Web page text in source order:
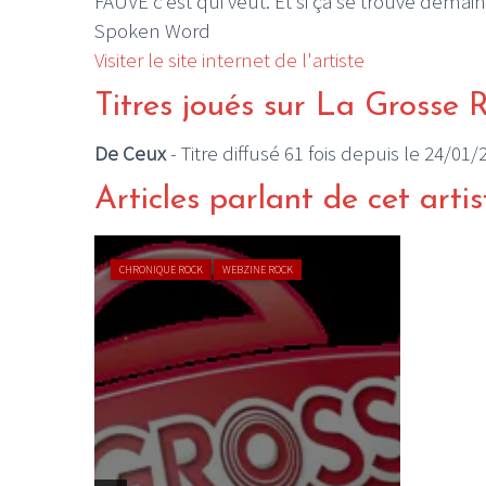
Spoken Word
Visiter le site internet de l'artiste
Titres joués sur La Grosse
De Ceux- Titre diffusé 61 fois depuis le 24/01/
Articles parlant de cet
CHRONIQUE ROCK WEBZINE ROCK